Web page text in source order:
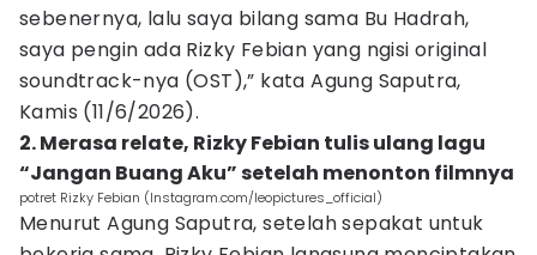
sebenernya, lalu saya bilang sama Bu Hadrah,
saya pengin ada Rizky Febian yang ngisi original
soundtrack-nya (OST),” kata Agung Saputra,
Kamis (11/6/2026).
2. Merasa relate, Rizky Febian tulis ulang lagu
“Jangan Buang Aku” setelah menonton filmnya
potret Rizky Febian (Instagram.com/leopictures_official)
Menurut Agung Saputra, setelah sepakat untuk